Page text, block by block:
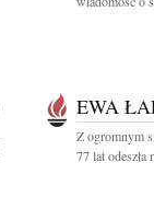
EWA
Z ogromnym
77 lat